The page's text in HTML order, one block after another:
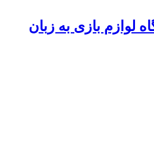
لوازم بازی به زبان